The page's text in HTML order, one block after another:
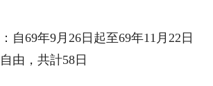
自69年9月26日起至69年11月22日
由，共計58日